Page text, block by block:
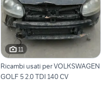
11
Ricambi usati per VOLKSWAGEN
GOLF 5 2.0 TDI 140 CV